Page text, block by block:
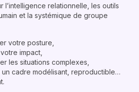
l’intelligence relationnelle, les outils
et la systémique de groupe
votre posture,
impact,
les situations complexes,
un cadre modélisant, reproductible…